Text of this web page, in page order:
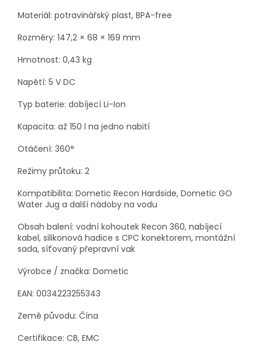
Materiál: potravinářský plast, BPA-free
Rozměry: 147,2 × 68 × 169 mm
Hmotnost: 0,43 kg
Napětí: 5 V DC
Typ baterie: dobíjecí Li-Ion
Kapacita: až 150 l na jedno nabití
Otáčení: 360°
Režimy průtoku: 2
Kompatibilita: Dometic Recon Hardside, Dometic GO
Water Jug a další nádoby na vodu
Obsah balení: vodní kohoutek Recon 360, nabíjecí
kabel, silikonová hadice s CPC konektorem, montážní
sada, síťovaný přepravní vak
Výrobce / značka: Dometic
EAN: 0034223255343
Země původu: Čína
Certifikace: CB, EMC